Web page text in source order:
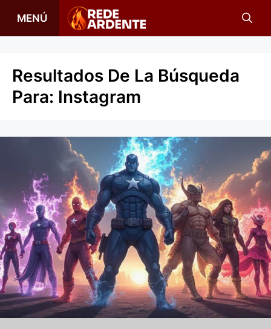
MENÚ
Resultados De La Búsqueda
Para: Instagram